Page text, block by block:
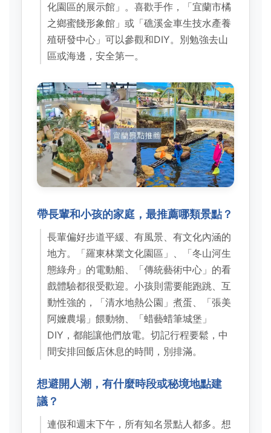
化園區的展示館」。喜歡手作，「宜蘭市橘
之鄉蜜餞形象館」或「礁溪金車生技水產養
殖研發中心」可以參觀和DIY。別勉強去山
區或海邊，安全第一。
帶長輩和小孩的家庭，最推薦哪類景點？
長輩偏好步道平緩、有風景、有文化內涵的
地方。「羅東林業文化園區」、「冬山河生
態綠舟」的電動船、「傳統藝術中心」的看
戲體驗都很受歡迎。小孩則需要能跑跳、互
動性強的，「清水地熱公園」煮蛋、「張美
阿嬤農場」餵動物、「蜡藝蜡筆城堡」
DIY，都能讓他們放電。切記行程要鬆，中
間安排回飯店休息的時間，別排滿。
想避開人潮，有什麼時段或秘境地點建
議？
連假和週末下午，所有知名景點人都多。想